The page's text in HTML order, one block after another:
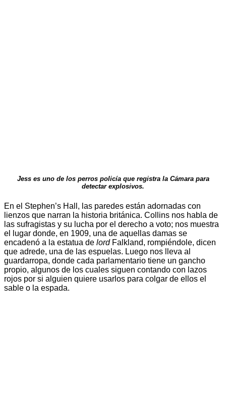
Jess es uno de los perros policía que registra la Cámara para
detectar explosivos.
En el Stephen’s Hall, las paredes están adornadas con
lienzos que narran la historia británica. Collins nos habla de
las sufragistas y su lucha por el derecho a voto; nos muestra
el lugar donde, en 1909, una de aquellas damas se
encadenó a la estatua de lordFalkland, rompiéndole, dicen
que adrede, una de las espuelas. Luego nos lleva al
guardarropa, donde cada parlamentario tiene un gancho
propio, algunos de los cuales siguen contando con lazos
rojos por si alguien quiere usarlos para colgar de ellos el
sable o la espada.